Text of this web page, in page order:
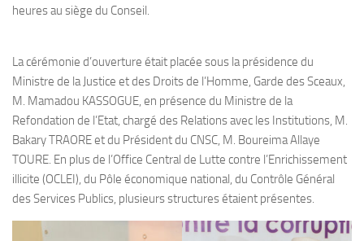
heures au siège du Conseil.
La cérémonie d’ouverture était placée sous la présidence du
Ministre de la Justice et des Droits de l’Homme, Garde des Sceaux,
M. Mamadou KASSOGUE, en présence du Ministre de la
Refondation de l’Etat, chargé des Relations avec les Institutions, M.
Bakary TRAORE et du Président du CNSC, M. Boureima Allaye
TOURE. En plus de l’Office Central de Lutte contre l’Enrichissement
illicite (OCLEI), du Pôle économique national, du Contrôle Général
des Services Publics, plusieurs structures étaient présentes.